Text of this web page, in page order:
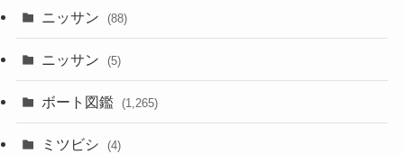
ニッサン (88)
ニッサン (5)
ボート図鑑 (1,265)
ミツビシ (4)